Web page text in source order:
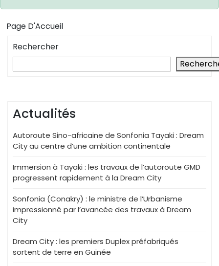
Page D'Accueil
Rechercher
Actualités
Autoroute Sino-africaine de Sonfonia Tayaki : Dream
City au centre d’une ambition continentale
Immersion à Tayaki : les travaux de l’autoroute GMD
progressent rapidement à la Dream City
Sonfonia (Conakry) : le ministre de l’Urbanisme
impressionné par l’avancée des travaux à Dream
City
Dream City : les premiers Duplex préfabriqués
sortent de terre en Guinée